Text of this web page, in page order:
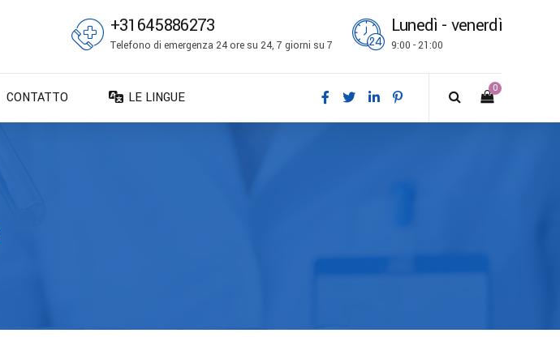
+31645886273
Telefono di emergenza 24 ore su 24, 7 giorni su 7
Lunedì - venerdì
9:00 - 21:00
0
CONTATTO
LE LINGUE